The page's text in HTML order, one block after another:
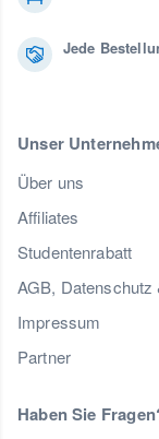
Jede
Unser
Über uns
Affiliates
Studentenrabatt
AGB, Datenschutz
Impressum
Partner
Haben Sie